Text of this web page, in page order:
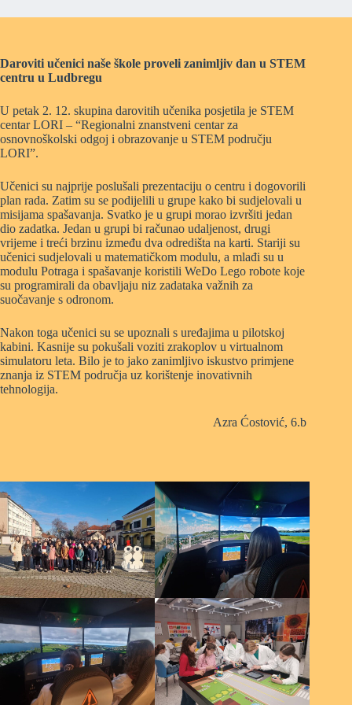
Daroviti učenici naše škole proveli zanimljiv dan u STEM
centru u Ludbregu
U petak 2. 12. skupina darovitih učenika posjetila je STEM
centar LORI – “Regionalni znanstveni centar za
osnovnoškolski odgoj i obrazovanje u STEM području
LORI”.
Učenici su najprije poslušali prezentaciju o centru i dogovorili
plan rada. Zatim su se podijelili u grupe kako bi sudjelovali u
misijama spašavanja. Svatko je u grupi morao izvršiti jedan
dio zadatka. Jedan u grupi bi računao udaljenost, drugi
vrijeme i treći brzinu između dva odredišta na karti. Stariji su
učenici sudjelovali u matematičkom modulu, a mlađi su u
modulu Potraga i spašavanje koristili WeDo Lego robote koje
su programirali da obavljaju niz zadataka važnih za
suočavanje s odronom.
Nakon toga učenici su se upoznali s uređajima u pilotskoj
kabini. Kasnije su pokušali voziti zrakoplov u virtualnom
simulatoru leta. Bilo je to jako zanimljivo iskustvo primjene
znanja iz STEM područja uz korištenje inovativnih
tehnologija.
Azra Ćostović, 6.b